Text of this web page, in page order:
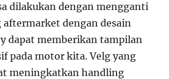
dilakukan dengan mengganti
aftermarket dengan desain
dapat memberikan tampilan
pada motor kita. Velg yang
meningkatkan handling